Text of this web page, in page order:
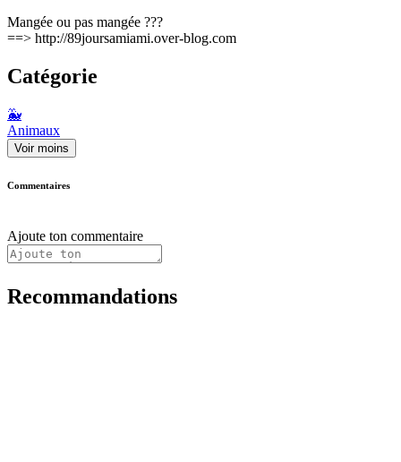
Mangée ou pas mangée ???
==> http://89joursamiami.over-blog.com
Catégorie
🐳
Animaux
Voir moins
Commentaires
Ajoute ton commentaire
Recommandations